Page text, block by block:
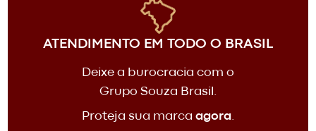
ATENDIMENTO EM TODO O BRASIL
Deixe a burocracia com o
Grupo Souza Brasil.
Proteja sua marca agora.